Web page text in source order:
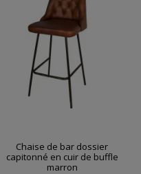
Chaise de bar dossier
capitonné en cuir de buffle
marron